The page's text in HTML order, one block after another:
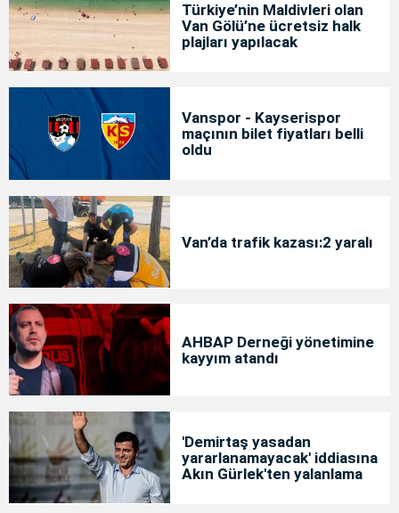
Türkiye’nin Maldivleri olan
Van Gölü’ne ücretsiz halk
plajları yapılacak
Vanspor - Kayserispor
maçının bilet fiyatları belli
oldu
Van’da trafik kazası:2 yaralı
AHBAP Derneği yönetimine
kayyım atandı
'Demirtaş yasadan
yararlanamayacak' iddiasına
Akın Gürlek'ten yalanlama